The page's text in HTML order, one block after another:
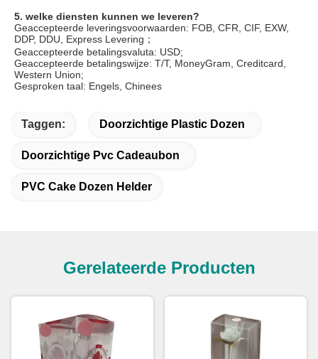
5. welke diensten kunnen we leveren?
Geaccepteerde leveringsvoorwaarden: FOB, CFR, CIF, EXW,
DDP, DDU, Express Levering；
Geaccepteerde betalingsvaluta: USD;
Geaccepteerde betalingswijze: T/T, MoneyGram, Creditcard,
Western Union;
Gesproken taal: Engels, Chinees
Taggen: Doorzichtige Plastic Dozen
Doorzichtige Pvc Cadeaubon
PVC Cake Dozen Helder
Gerelateerde Producten